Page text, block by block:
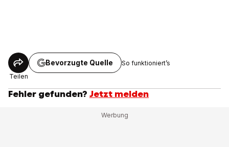
Teilen
Bevorzugte Quelle So funktioniert’s
Fehler gefunden? Jetzt melden